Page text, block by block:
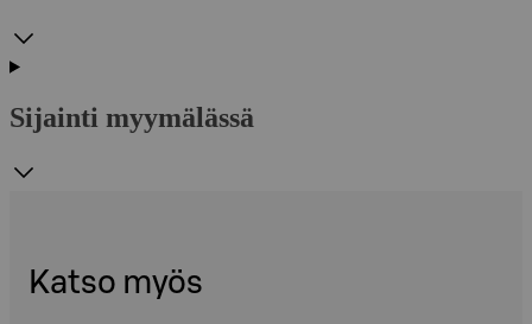
Sijainti myymälässä
Katso myös